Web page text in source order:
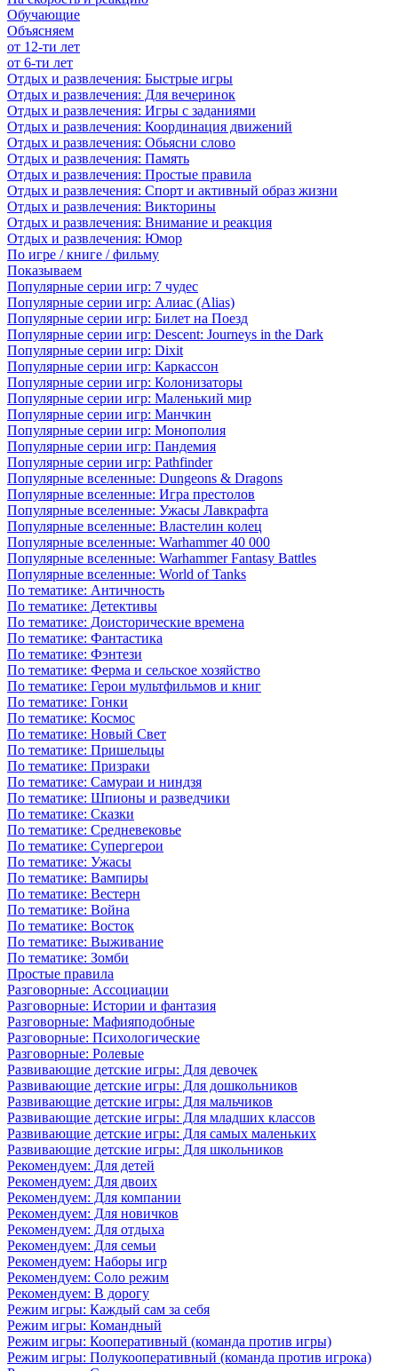
Обучающие
Объясняем
от 12-ти лет
от 6-ти лет
Отдых и развлечения: Быстрые игры
Отдых и развлечения: Для вечеринок
Отдых и развлечения: Игры с заданиями
Отдых и развлечения: Координация движений
Отдых и развлечения: Обьясни слово
Отдых и развлечения: Память
Отдых и развлечения: Простые правила
Отдых и развлечения: Спорт и активный образ жизни
Отдых и развлечения: Викторины
Отдых и развлечения: Внимание и реакция
Отдых и развлечения: Юмор
По игре / книге / фильму
Показываем
Популярные серии игр: 7 чудес
Популярные серии игр: Алиас (Alias)
Популярные серии игр: Билет на Поезд
Популярные серии игр: Descent: Journeys in the Dark
Популярные серии игр: Dixit
Популярные серии игр: Каркассон
Популярные серии игр: Колонизаторы
Популярные серии игр: Маленький мир
Популярные серии игр: Манчкин
Популярные серии игр: Монополия
Популярные серии игр: Пандемия
Популярные серии игр: Pathfinder
Популярные вселенные: Dungeons & Dragons
Популярные вселенные: Игра престолов
Популярные вселенные: Ужасы Лавкрафта
Популярные вселенные: Властелин колец
Популярные вселенные: Warhammer 40 000
Популярные вселенные: Warhammer Fantasy Battles
Популярные вселенные: World of Tanks
По тематике: Античность
По тематике: Детективы
По тематике: Доисторические времена
По тематике: Фантастика
По тематике: Фэнтези
По тематике: Ферма и сельское хозяйство
По тематике: Герои мультфильмов и книг
По тематике: Гонки
По тематике: Космос
По тематике: Новый Свет
По тематике: Пришельцы
По тематике: Призраки
По тематике: Самураи и ниндзя
По тематике: Шпионы и разведчики
По тематике: Сказки
По тематике: Средневековье
По тематике: Супергерои
По тематике: Ужасы
По тематике: Вампиры
По тематике: Вестерн
По тематике: Война
По тематике: Восток
По тематике: Выживание
По тематике: Зомби
Простые правила
Разговорные: Ассоциации
Разговорные: Истории и фантазия
Разговорные: Мафияподобные
Разговорные: Психологические
Разговорные: Ролевые
Развивающие детские игры: Для девочек
Развивающие детские игры: Для дошкольников
Развивающие детские игры: Для мальчиков
Развивающие детские игры: Для младших классов
Развивающие детские игры: Для самых маленьких
Развивающие детские игры: Для школьников
Рекомендуем: Для детей
Рекомендуем: Для двоих
Рекомендуем: Для компании
Рекомендуем: Для новичков
Рекомендуем: Для отдыха
Рекомендуем: Для семьи
Рекомендуем: Наборы игр
Рекомендуем: Соло режим
Рекомендуем: В дорогу
Режим игры: Каждый сам за себя
Режим игры: Командный
Режим игры: Кооперативный (команда против игры)
Режим игры: Полукооперативный (команда против игрока)